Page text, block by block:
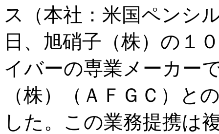
ス（本社：米国ペンシ
日、旭硝子（株）の１
イバーの専業メーカー
（株）（ＡＦＧＣ）と
した。この業務提携は